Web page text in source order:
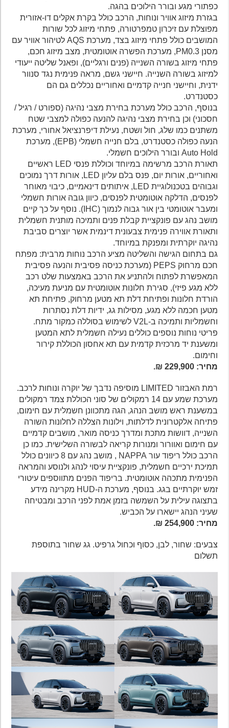
כפתורי מגע ובורר הילוכים בהגה.
בגזרת מיזוג אוויר ונוחות, הרכב כולל בקרת אקלים דו-אזורית
מפוצלת עם זיכרון טמפרטורה, פתחי מיזוג לכל שורות
המושבים כולל פתחי מיזוג בצד, מערכת AQS לטיהור אוויר עם
מסנן PM0.3, מערכת הפשרה אוטומטית, מצב מיזוג חכם,
פתחי מיזוג בשורה השנייה (פנים ורגליים), ופאנל שליטה ייעודי
למיזוג בשורה השנייה. חיישני גשם, מראה פנימית נגד סנוור
ידנית, וחיישני חנייה קדמיים ואחוריים נכללים גם הם
כסטנדרט.
בנוסף, הרכב כולל מערכת בחירת מצבי נהיגה (ספורט / רגיל /
חסכוני) וכן בחירת מצבי נהיגה להנעה כפולה למצבי שטח
משתנים כמו שלג, חול ושטח, נעילת דיפרנציאל אחורי, מערכת
הנעה כפולה כסטנדרט, בלם חנייה חשמלי (EPB), מערכת
Auto Hold ובורר הילוכים חשמלי.
תאורת הרכב מרשימה במיוחד וכוללת פנסי LED ראשיים
ואחוריים, אורות יום, פנס בלם עליון LED, אורות דרך נמוכים
וגבוהים בטכנולוגיית LED, איתותים דינאמיים, כיבוי מאוחר
לפנסים, הדלקה אוטומטית לפנסים, כיוון גובה אורות חשמלי
ומעבר אוטומטי בין אור גבוה לנמוך (IHC). נוסף על כך קיים
מושב נהג עם פונקציית קבלת פנים ותמיכה מותנית חשמלית
ותאורת אווירה פנימית צבעונית דינמית אשר יוצרים סביבת
נהיגה יוקרתית ומפנקת במיוחד.
גם בתחום הגישה והשליטה מציע הרכב נוחות מרבית: מפתח
חכם מרחוק PEPS (מערכת כניסה פסיבית והנעה פסיבית
המאפשרת לפתוח ולהתניע את הרכב באמצעות שלט רכב
ללא מגע פיזי), סגירת חלונות אוטומטית עם מניעת מעיכה,
הורדת חלונות ופתיחת דלת תא מטען מרחוק, פתיחת תא
מטען חכמה ללא מגע, מסילות גג, ידיות דלת נסתרות
וחשמליות ותמיכה ב-V2L לשימוש בסוללה כמקור מתח.
פריטי נוחות נוספים כוללים נעילה חשמלית לתא המטען
ומשענת יד מרכזית קדמית עם תא אחסון הכוללת קירור
וחימום.
מחיר: 229,900 ₪.
רמת האבזור LIMITED מוסיפה נדבך של יוקרה ונוחות לרכב.
מערכת שמע עם 14 רמקולים של סוני הכוללת צמד רמקולים
במשענת ראש מושב הנהג, הגה מתכוונן חשמלית עם חימום,
פתיחה אלקטרונית לדלתות, וילונות הצללה לחלונות השורה
השנייה, דוושות מתכת ומדרך כניסה מואר, מושבים קדמיים
עם חימום ואוורור ומנורות קריאה לבשורה השלישית. כמו כן
הרכב כולל ריפוד עור NAPPA , מושב נהג עם 8 כיוונים כולל
תמיכת ירכיים חשמלית, פונקציית עיסוי לנהג ולנוסע והמראה
הפנימית מתכהה אוטומטית. בריפוד הפנים מתווספים עיטורי
זמש יוקרתיים בגג. בנוסף, מערכת ה-HUD מקרינה מידע
בתצוגה עילית על השמשה בזמן אמת לפני הרכב ומבטיחה
שעיני הנהג יישארו על הכביש.
מחיר: 254,900 ₪.
צבעים: שחור, לבן, כסוף וכחול גרפיט. גג שחור בתוספת
תשלום